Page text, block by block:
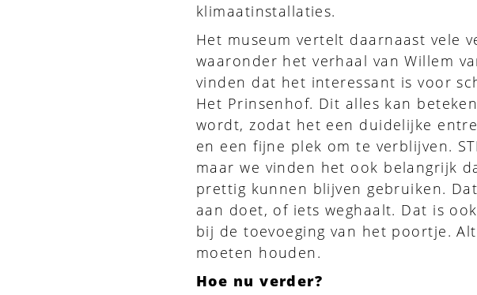
klimaatinstallaties.
Het museum vertelt daarnaast vele
waaronder het verhaal van Willem
vinden dat het interessant is voor
Het Prinsenhof. Dit alles kan
wordt, zodat het een duidelijke
en een fijne plek om te verblijven.
maar we vinden het ook belangrijk
prettig kunnen blijven gebruiken.
aan doet, of iets weghaalt. Dat is
bij de toevoeging van het poortje.
moeten houden.
Hoe nu verder?